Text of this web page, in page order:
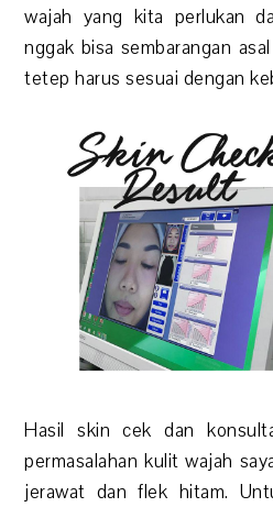
wajah yang kita perlukan
nggak bisa sembarangan
tetep harus sesuai dengan
Hasil skin cek dan
permasalahan kulit wajah
jerawat dan flek hitam.